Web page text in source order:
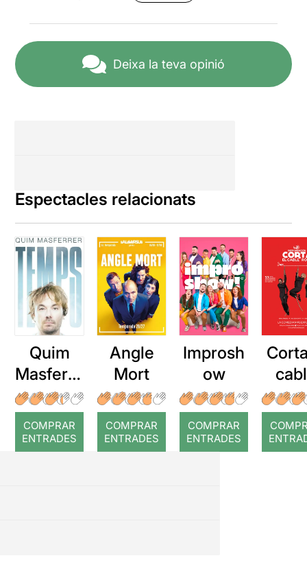
Deixa la teva opinió
Espectacles relacionats
Quim
Masferre
r: Temps
COMPRAR
ENTRADES
Angle
Mort
COMPRAR
ENTRADES
Improsh
ow
COMPRAR
ENTRADES